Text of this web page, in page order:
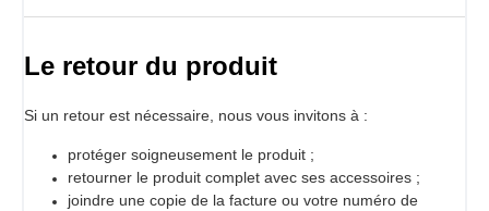
Le retour du produit
Si un retour est nécessaire, nous vous invitons à :
protéger soigneusement le produit ;
retourner le produit complet avec ses accessoires ;
joindre une copie de la facture ou votre numéro de